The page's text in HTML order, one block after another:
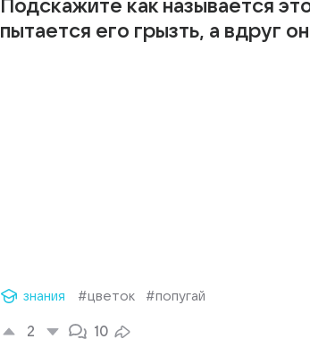
Подскажите как называется
пытается его грызть, а вдруг
знания #цветок #попугай
2 10